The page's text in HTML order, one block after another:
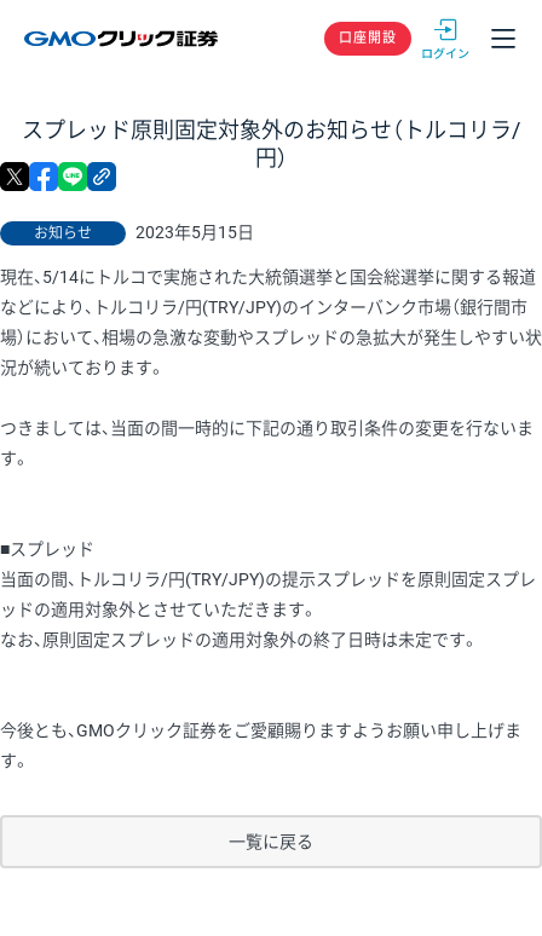
GMOクリック
口座開設
スプレッド原則固定対象外のお知らせ（トルコリラ/
円）
お知らせ 2023年5月15日
X facebook
現在、5/14にトルコで実施された大統領選挙と国会総選挙に関する報道
などにより、トルコリラ/円(TRY/JPY)のインターバンク市場（銀行間市
場）において、相場の急激な変動やスプレッドの急拡大が発生しやすい状
況が続いております。
つきましては、当面の間一時的に下記の通り取引条件の変更を行ないま
す。
■スプレッド
当面の間、トルコリラ/円(TRY/JPY)の提示スプレッドを原則固定スプレ
ッドの適用対象外とさせていただきます。
なお、原則固定スプレッドの適用対象外の終了日時は未定です。
今後とも、GMOクリック証券をご愛顧賜りますようお願い申し上げま
す。
一覧に戻る